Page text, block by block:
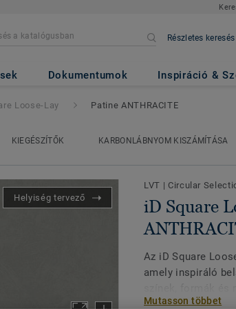
Részletes keresés
Dokumentumok Inspiráció &
Lay - Patine
Loose-Lay Patine ANTHRACITE
KIEGÉSZÍTŐK KARBONLÁBNYOM KISZÁMÍTÁSA
Helyiség tervező
LVT | Circular
iD Square
Az iD Square
amely inspiráló
belüli
Mutasson többet